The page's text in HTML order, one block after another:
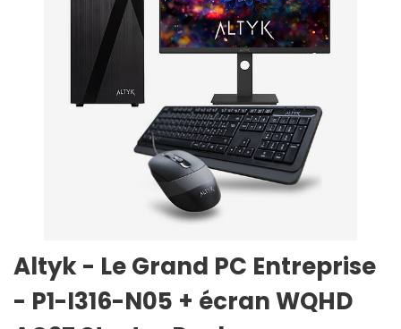
Altyk - Le Grand PC Entreprise
- P1-I316-N05 + écran WQHD